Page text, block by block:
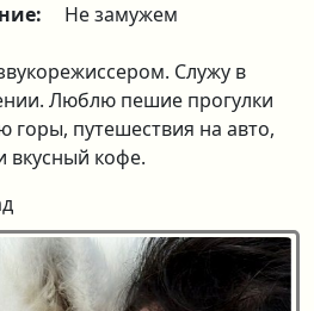
Не замужем
Служу в
Люблю пешие прогулки
горы, путешествия на авто,
кофе.